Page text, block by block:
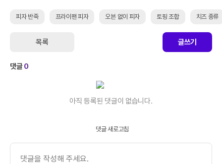
피자 반죽 프라이팬 피자 오븐 없이 피자 토핑 조합 치즈 종류
목록 글쓰기
댓글0
아직 등록된 댓글이 없습니다.
댓글 새로고침